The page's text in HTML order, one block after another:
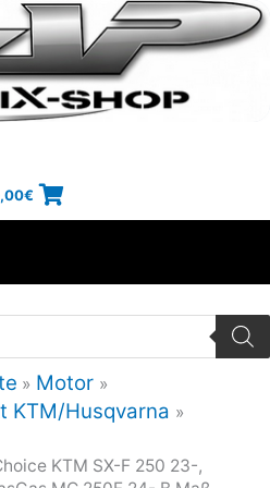
€
Motor
KTM/Husqvarna
KTM SX-F 250 23-,